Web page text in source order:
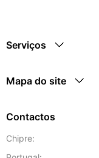
Serviços
Mapa do site
Contactos
Chipre: